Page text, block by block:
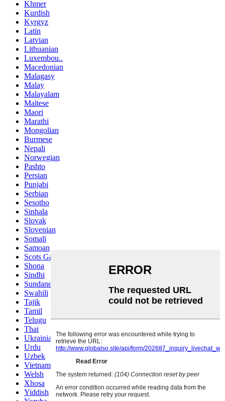
Khmer
Kurdish
Kyrgyz
Latin
Latvian
Lithuanian
Luxembou..
Macedonian
Malagasy
Malay
Malayalam
Maltese
Maori
Marathi
Mongolian
Burmese
Nepali
Norwegian
Pashto
Persian
Punjabi
Serbian
Sesotho
Sinhala
Slovak
Slovenian
Somali
Samoan
Scots Gaelic
Shona
Sindhi
Sundanese
Swahili
Tajik
Tamil
Telugu
Thai
Ukrainian
Urdu
Uzbek
Vietnamese
Welsh
Xhosa
Yiddish